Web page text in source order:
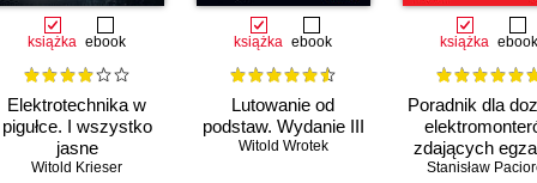
książka ebook
Elektrotechnika w
pigułce. I wszystko
jasne
Witold Krieser
książka ebook
Lutowanie od
podstaw. Wydanie III
Witold Wrotek
książka ebook
Poradnik dla
zdających
kwalifikacyjny
Stanisław